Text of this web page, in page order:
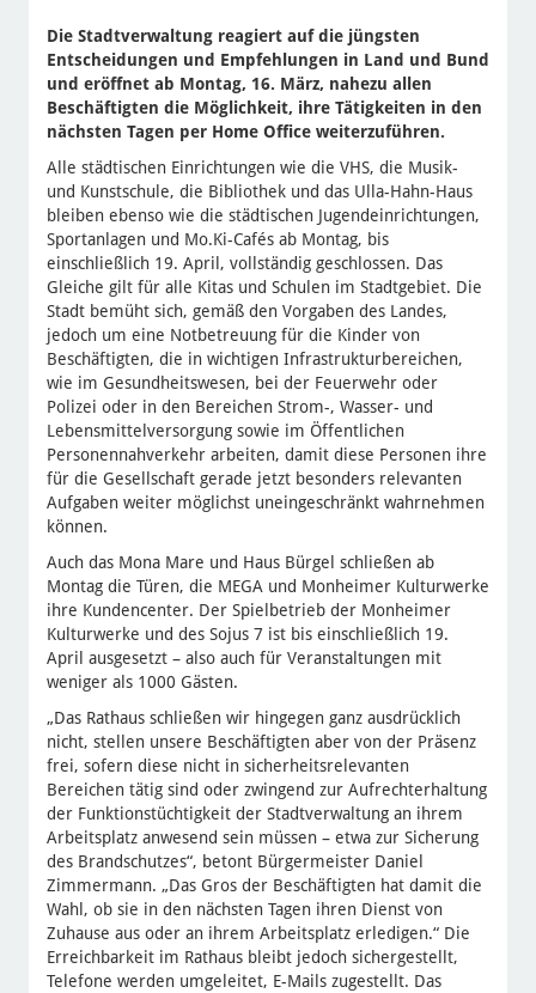
Die Stadtverwaltung reagiert auf die jüngsten
Entscheidungen und Empfehlungen in Land und Bund
und eröffnet ab Montag, 16. März, nahezu allen
Beschäftigten die Möglichkeit, ihre Tätigkeiten in den
nächsten Tagen per Home Office weiterzuführen.
Alle städtischen Einrichtungen wie die VHS, die Musik-
und Kunstschule, die Bibliothek und das Ulla-Hahn-Haus
bleiben ebenso wie die städtischen Jugendeinrichtungen,
Sportanlagen und Mo.Ki-Cafés ab Montag, bis
einschließlich 19. April, vollständig geschlossen. Das
Gleiche gilt für alle Kitas und Schulen im Stadtgebiet. Die
Stadt bemüht sich, gemäß den Vorgaben des Landes,
jedoch um eine Notbetreuung für die Kinder von
Beschäftigten, die in wichtigen Infrastrukturbereichen,
wie im Gesundheitswesen, bei der Feuerwehr oder
Polizei oder in den Bereichen Strom-, Wasser- und
Lebensmittelversorgung sowie im Öffentlichen
Personennahverkehr arbeiten, damit diese Personen ihre
für die Gesellschaft gerade jetzt besonders relevanten
Aufgaben weiter möglichst uneingeschränkt wahrnehmen
können.
Auch das Mona Mare und Haus Bürgel schließen ab
Montag die Türen, die MEGA und Monheimer Kulturwerke
ihre Kundencenter. Der Spielbetrieb der Monheimer
Kulturwerke und des Sojus 7 ist bis einschließlich 19.
April ausgesetzt – also auch für Veranstaltungen mit
weniger als 1000 Gästen.
„Das Rathaus schließen wir hingegen ganz ausdrücklich
nicht, stellen unsere Beschäftigten aber von der Präsenz
frei, sofern diese nicht in sicherheitsrelevanten
Bereichen tätig sind oder zwingend zur Aufrechterhaltung
der Funktionstüchtigkeit der Stadtverwaltung an ihrem
Arbeitsplatz anwesend sein müssen – etwa zur Sicherung
des Brandschutzes“, betont Bürgermeister Daniel
Zimmermann. „Das Gros der Beschäftigten hat damit die
Wahl, ob sie in den nächsten Tagen ihren Dienst von
Zuhause aus oder an ihrem Arbeitsplatz erledigen.“ Die
Erreichbarkeit im Rathaus bleibt jedoch sichergestellt,
Telefone werden umgeleitet, E-Mails zugestellt. Das